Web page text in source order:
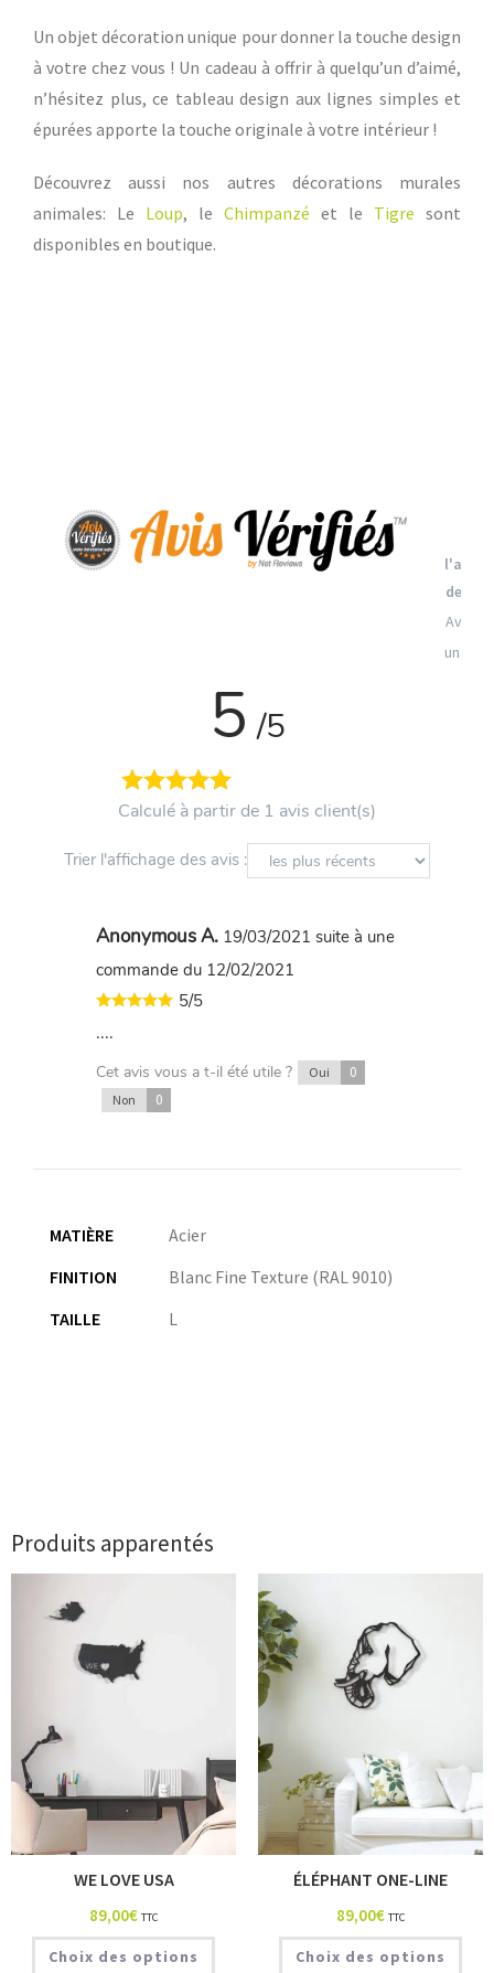
Un objet décoration unique pour donner la touche design
à votre chez vous ! Un cadeau à offrir à quelqu’un d’aimé,
n’hésitez plus, ce tableau design aux lignes simples et
épurées apporte la touche originale à votre intérieur !
Découvrez aussi nos autres décorations murales
animales: Le Loup, le Chimpanzé et le Tigre sont
disponibles en boutique.
de
Avis
un
5 /5
Calculé à partir de 1 avis client(s)
Trier l'affichage des avis :
Anonymous A. 19/03/2021 suite à une
commande du 12/02/2021
5/5
....
Cet avis vous a t-il été utile ? Oui 0
Non 0
MATIÈRE
Acier
FINITION
Blanc Fine Texture (RAL 9010)
TAILLE
L
Produits apparentés
WE LOVE USA
89,00€ TTC
Choix des options
ÉLÉPHANT ONE-LINE
89,00€ TTC
Choix des options